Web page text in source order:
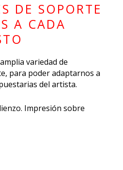
DE SOPORTE
A CADA
variedad de
para poder adaptarnos a
del artista.
Impresión sobre